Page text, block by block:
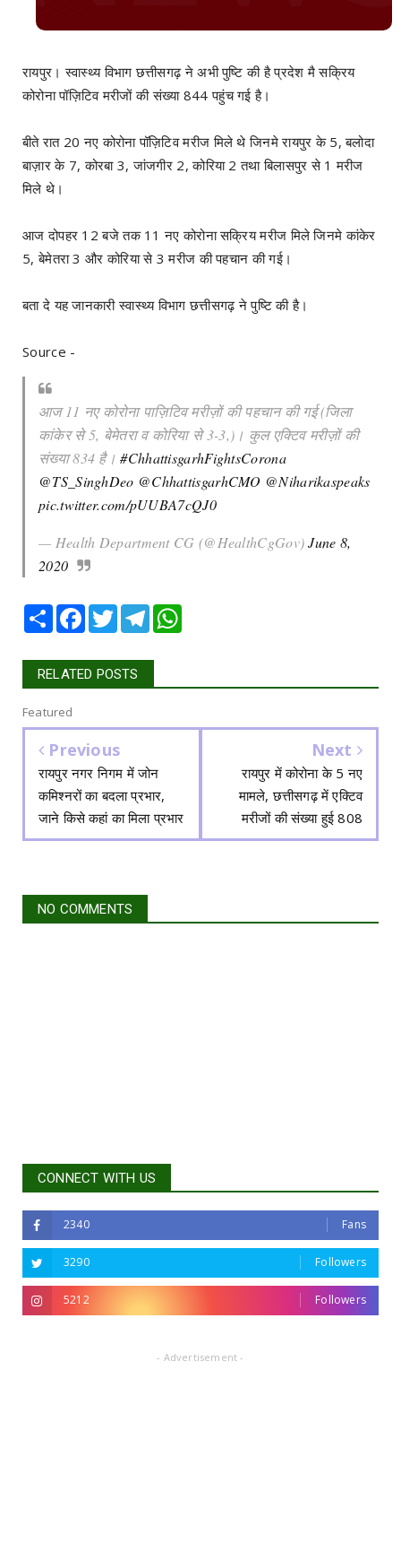
रायपुर। स्वास्थ्य विभाग छत्तीसगढ़ ने अभी पुष्टि की है प्रदेश मै सक्रिय
कोरोना पॉज़िटिव मरीजों की संख्या 844 पहुंच गई है।
बीते रात 20 नए कोरोना पॉज़िटिव मरीज मिले थे जिनमे रायपुर के 5, बलोदा
बाज़ार के 7, कोरबा 3, जांजगीर 2, कोरिया 2 तथा बिलासपुर से 1 मरीज
मिले थे।
आज दोपहर 12 बजे तक 11 नए कोरोना सक्रिय मरीज मिले जिनमे कांकेर
5, बेमेतरा 3 और कोरिया से 3 मरीज की पहचान की गई।
बता दे यह जानकारी स्वास्थ्य विभाग छत्तीसगढ़ ने पुष्टि की है।
Source -
आज 11 नए कोरोना पाज़िटिव मरीज़ों की पहचान की गई (जिला
कांकेर से 5, बेमेतरा व कोरिया से 3-3,)। कुल एक्टिव मरीज़ों की
संख्या 834 है।#ChhattisgarhFightsCorona
@TS_SinghDeo @ChhattisgarhCMO @Niharikaspeaks
pic.twitter.com/pUUBA7cQJ0
— Health Department CG (@HealthCgGov)June 8,
2020
Share Facebook
TwitterTelegram
RELATED POSTS
Featured
Previous
रायपुर नगर निगम में जोन
कमिश्नरों का बदला प्रभार,
जाने किसे कहां का मिला प्रभार
Next
रायपुर में कोरोना के 5 नए
मामले, छत्तीसगढ़ में एक्टिव
मरीजों की संख्या हुई 808
NO COMMENTS
CONNECT WITH US
2340 Fans
3290 Followers
5212 Followers
- Advertisement -